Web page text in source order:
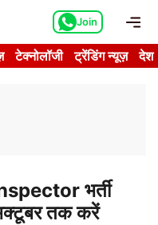
Join
टेक्नोलॉजी ट्रेंडिंग न्यूज़ देश
भर्ती
तक करें